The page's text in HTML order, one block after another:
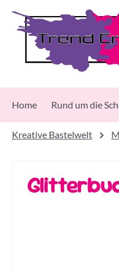
Hauptinhalt springen
Zur Suche springen
Zur Hauptnavigation
Home Rund um die
Kreative Bastelwelt